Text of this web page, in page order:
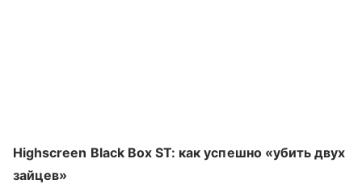
Highscreen Black Box ST: как успешно «убить двух
зайцев»